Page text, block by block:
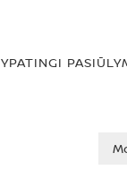
YPATINGI